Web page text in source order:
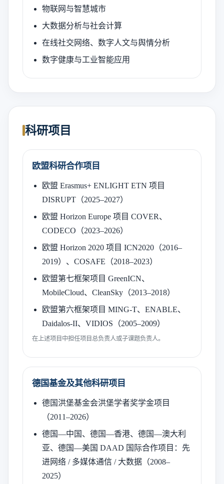
物联网与智慧城市
大数据分析与社会计算
在线社交网络、数字人文与舆情分析
数字健康与工业智能应用
科研项目
欧盟科研合作项目
欧盟 Erasmus+ ENLIGHT ETN 项目
DISRUPT（2025–2027）
欧盟 Horizon Europe 项目 COVER、
CODECO（2023–2026）
欧盟 Horizon 2020 项目 ICN2020（2016–
2019）、COSAFE（2018–2023）
欧盟第七框架项目 GreenICN、
MobileCloud、CleanSky（2013–2018）
欧盟第六框架项目 MING-T、ENABLE、
Daidalos-II、VIDIOS（2005–2009）
在上述项目中担任项目总负责人或子课题负责人。
德国基金及其他科研项目
德国洪堡基金会洪堡学者奖学金项目
（2011–2026）
德国—中国、德国—香港、德国—澳大利
亚、德国—美国 DAAD 国际合作项目：先
进网络 / 多媒体通信 / 大数据（2008–
2025）